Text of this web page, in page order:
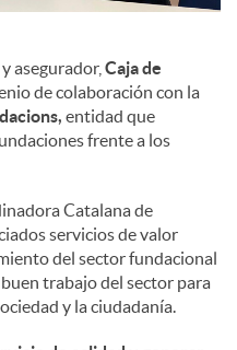
asegurador, Caja de
de colaboración con la
entidad que
frente a los
Catalana de
servicios de valor
del sector fundacional
trabajo del sector para
y la ciudadanía.